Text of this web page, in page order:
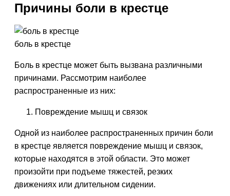
Причины боли в крестце
боль в крестце
Боль в крестце может быть вызвана различными
причинами. Рассмотрим наиболее
распространенные из них:
Повреждение мышц и связок
Одной из наиболее распространенных причин боли
в крестце является повреждение мышц и связок,
которые находятся в этой области. Это может
произойти при подъеме тяжестей, резких
движениях или длительном сидении.